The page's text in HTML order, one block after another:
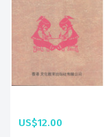
US$12.00